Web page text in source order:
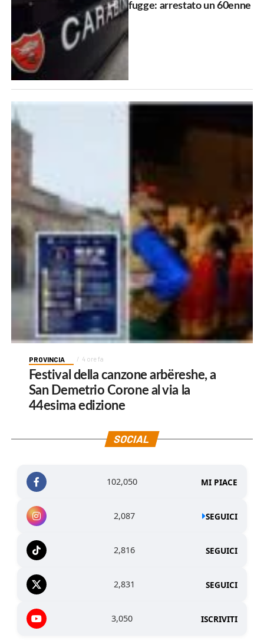
fugge: arrestato un 60enne
PROVINCIA 4 ore fa
Festival della canzone arbëreshe, a
San Demetrio Corone al via la
44esima edizione
SOCIAL
102,050 MI PIACE
2,087 SEGUICI
2,816 SEGUICI
2,831 SEGUICI
3,050 ISCRIVITI